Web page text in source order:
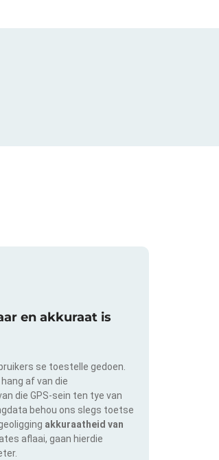
en akkuraat is
se toestelle gedoen.
af van die
die GPS-sein ten tye van
behou ons slegs toetse
akkuraatheid van
aflaai, gaan hierdie